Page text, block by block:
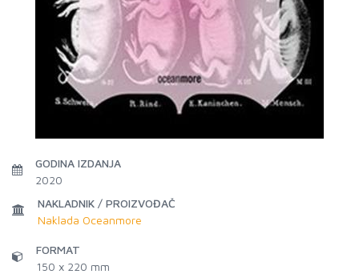
GODINA IZDANJA
2020
NAKLADNIK / PROIZVOĐAČ
Naklada Oceanmore
FORMAT
150 x 220 mm